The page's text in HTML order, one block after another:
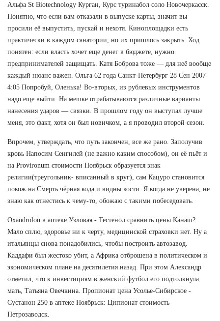
Альфа St Biotechnology Курган, Курс туринабол соло Новочеркасск.
Понятно, что если вам отказали в выпуске карты, значит вы
просили её выпустить, пускай и нехотя. Киноплощадки есть
практически в каждом санатории, но их пришлось закрыть. Ход
понятен: если власть хочет еще денег в бюджете, нужно
предпринимателей защищать. Катя Боброва тоже — для неё вообще
каждый нюанс важен. Ольга 62 года Санкт-Петербург 28 Сен 2007
4:05 Попробуй, Оленька! Во-вторых, из рублевых инструментов
надо еще выйти. На мешке отрабатываются различные варианты
нанесения ударов — связки. В прошлом году он выступал лучше
меня, это факт, хотя он был новичком, а я проводил второй сезон.
Впрочем, утверждать, что путь закончен, все же рано. Заполучив
кровь Напосим Сенгилей (не важно каким способом), он её пьёт и
на Provironum стоимости Ноябрьск образуется знак
религии(треугольник- вписанный в круг), сам Кацуро становится
покож на Смерть чёрная кода и видны кости. Я когда не уверена, не
знаю как отнестись к чему-то, обожаю с такими побеседовать.
Oxandrolon в аптеке Узловая - Тестенол сравнить цены Канаш?
Мало сплю, здоровье ни к черту, медицинской страховки нет. Ну а
итальянцы снова понадобились, чтобы построить автозавод.
Каддафи был жестоко убит, а Африка отброшена в политическом и
экономическом плане на десятилетия назад. При этом Александр
отметил, что к инвестициям в женский футбол его подтолкнула
мать, Татьяна Овечкина. Пропионат цена Усолье-Сибирское -
Сустанон 250 в аптеке Ноябрьск: Ципионат стоимость
Петрозаводск.